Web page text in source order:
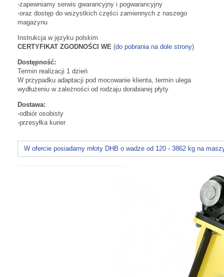
-zapewniamy serwis gwarancyjny i pogwarancyjny
-oraz dostęp do wszystkich części zamiennych z naszego
magazynu
Instrukcja w języku polskim
CERTYFIKAT ZGODNOŚCI WE (do pobrania na dole strony)
Dostępność:
Termin realizacji 1 dzień
W przypadku adaptacji pod mocowanie klienta, termin ulega
wydłużeniu w zależności od rodzaju dorabianej płyty
Dostawa:
-odbiór osobisty
-przesyłka kurier
W ofercie posiadamy młoty DHB o wadze od 120 - 3862 kg na